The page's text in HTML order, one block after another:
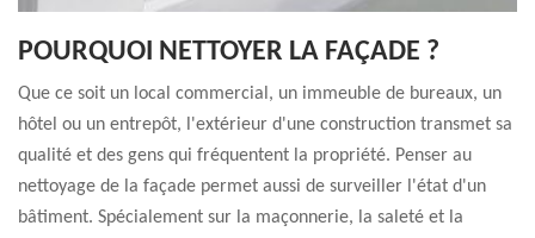
POURQUOI NETTOYER LA FAÇADE ?
Que ce soit un local commercial, un immeuble de bureaux, un
hôtel ou un entrepôt, l'extérieur d'une construction transmet sa
qualité et des gens qui fréquentent la propriété. Penser au
nettoyage de la façade permet aussi de surveiller l'état d'un
bâtiment. Spécialement sur la maçonnerie, la saleté et la